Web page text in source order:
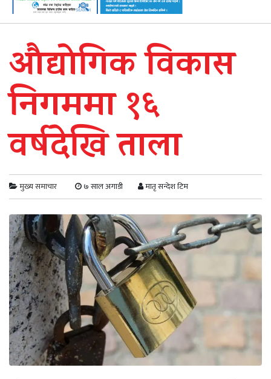
औद्योगिक विकास
निगममा १६
वर्षदेखि ताला
मुख्य समाचार ७ साल अगाडी मातृ सन्देश टिम